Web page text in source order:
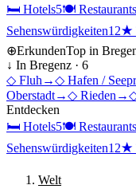
🛏 Hotels5🍽 Restaurants
Sehenswürdigkeiten12★
⊕ErkundenTop in
↓ In Bregenz · 6
◇ Fluh →◇ Hafen /
Oberstadt→◇ Rieden →
Entdecken
🛏 Hotels5🍽 Restaurants
Sehenswürdigkeiten12★
Welt